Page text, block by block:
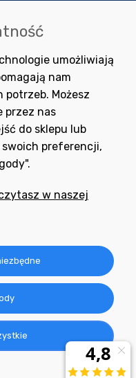
z inspiracjami,
umożliwiają
nam
Możesz
przez nas
do sklepu lub
preferencji,
w naszej